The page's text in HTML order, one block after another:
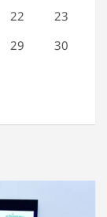
22
23
29
30